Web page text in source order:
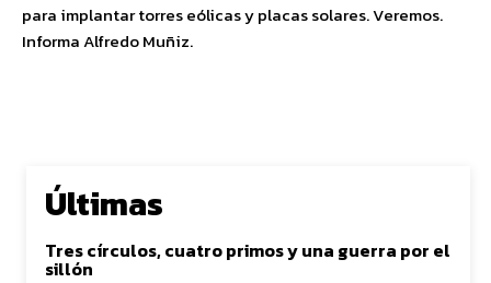
para implantar torres eólicas y placas solares. Veremos.
Informa Alfredo Muñiz.
Últimas
Tres círculos, cuatro primos y una guerra por el
sillón